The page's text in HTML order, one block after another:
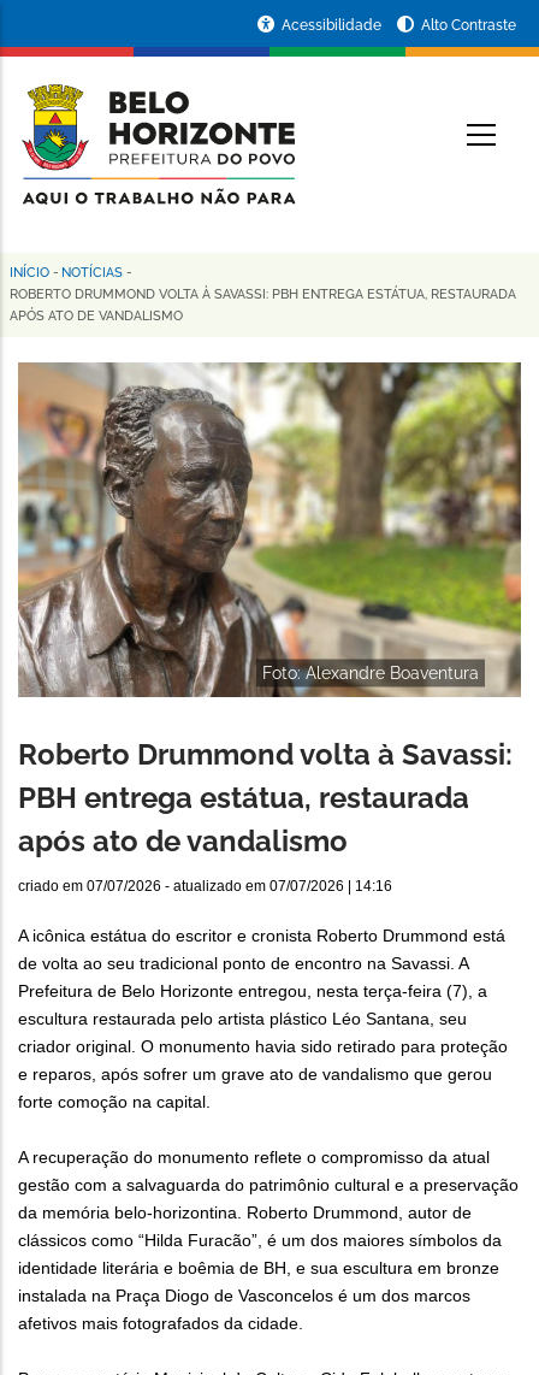
conteúdo
principal
da
Prefeitura
de
Horizonte
Acessibilidade Alto Contraste
Trilha
de
navegação
INÍCIO - NOTÍCIAS -
ROBERTO DRUMMOND VOLTA À SAVASSI: PBH ENTREGA ESTÁTUA, RESTAURADA
APÓS ATO DE VANDALISMO
Foto: Alexandre Boaventura
Roberto Drummond volta à Savassi:
PBH entrega estátua, restaurada
após ato de vandalismo
criado em 07/07/2026 - atualizado em 07/07/2026 | 14:16
A icônica estátua do escritor e cronista Roberto Drummond está
de volta ao seu tradicional ponto de encontro na Savassi. A
Prefeitura de Belo Horizonte entregou, nesta terça-feira (7), a
escultura restaurada pelo artista plástico Léo Santana, seu
criador original. O monumento havia sido retirado para proteção
e reparos, após sofrer um grave ato de vandalismo que gerou
forte comoção na capital.
A recuperação do monumento reflete o compromisso da atual
gestão com a salvaguarda do patrimônio cultural e a preservação
da memória belo-horizontina. Roberto Drummond, autor de
clássicos como “Hilda Furacão”, é um dos maiores símbolos da
identidade literária e boêmia de BH, e sua escultura em bronze
instalada na Praça Diogo de Vasconcelos é um dos marcos
afetivos mais fotografados da cidade.